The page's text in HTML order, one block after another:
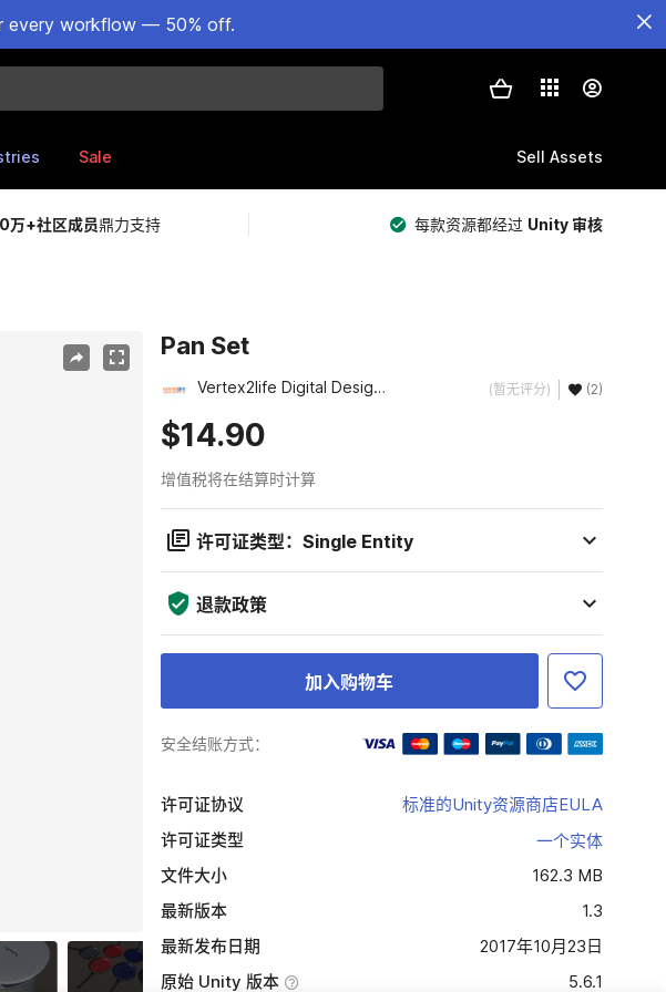
every workflow — 50% off.
Sale Sell Assets
万+社区成员鼎力支持 每款资源都经过 Unity 审核
Pan Set
Vertex2life Digital Design and VFX (暂无评分) (2)
$14.90
增值税将在结算时计算
许可证类型：Single Entity
退款政策
加入购物车
安全结账方式：
许可证协议
标准的Unity资源商店EULA
许可证类型
一个实体
文件大小
162.3 MB
最新版本
1.3
最新发布日期
2017年10月23日
原始 Unity 版本
5.6.1